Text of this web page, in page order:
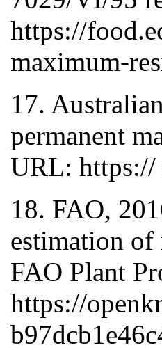
https://
maximum-
17.
permanent
URL: https://
18. FAO,
estimation
FAO Plant
https://